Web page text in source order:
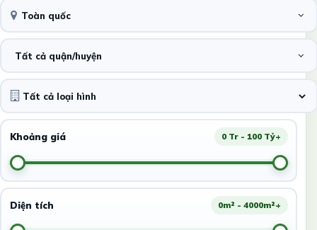
Toàn quốc
Tất cả quận/huyện
Khoảng giá 0 Tr - 100 Tỷ+
Diện tích 0m² - 4000m²+